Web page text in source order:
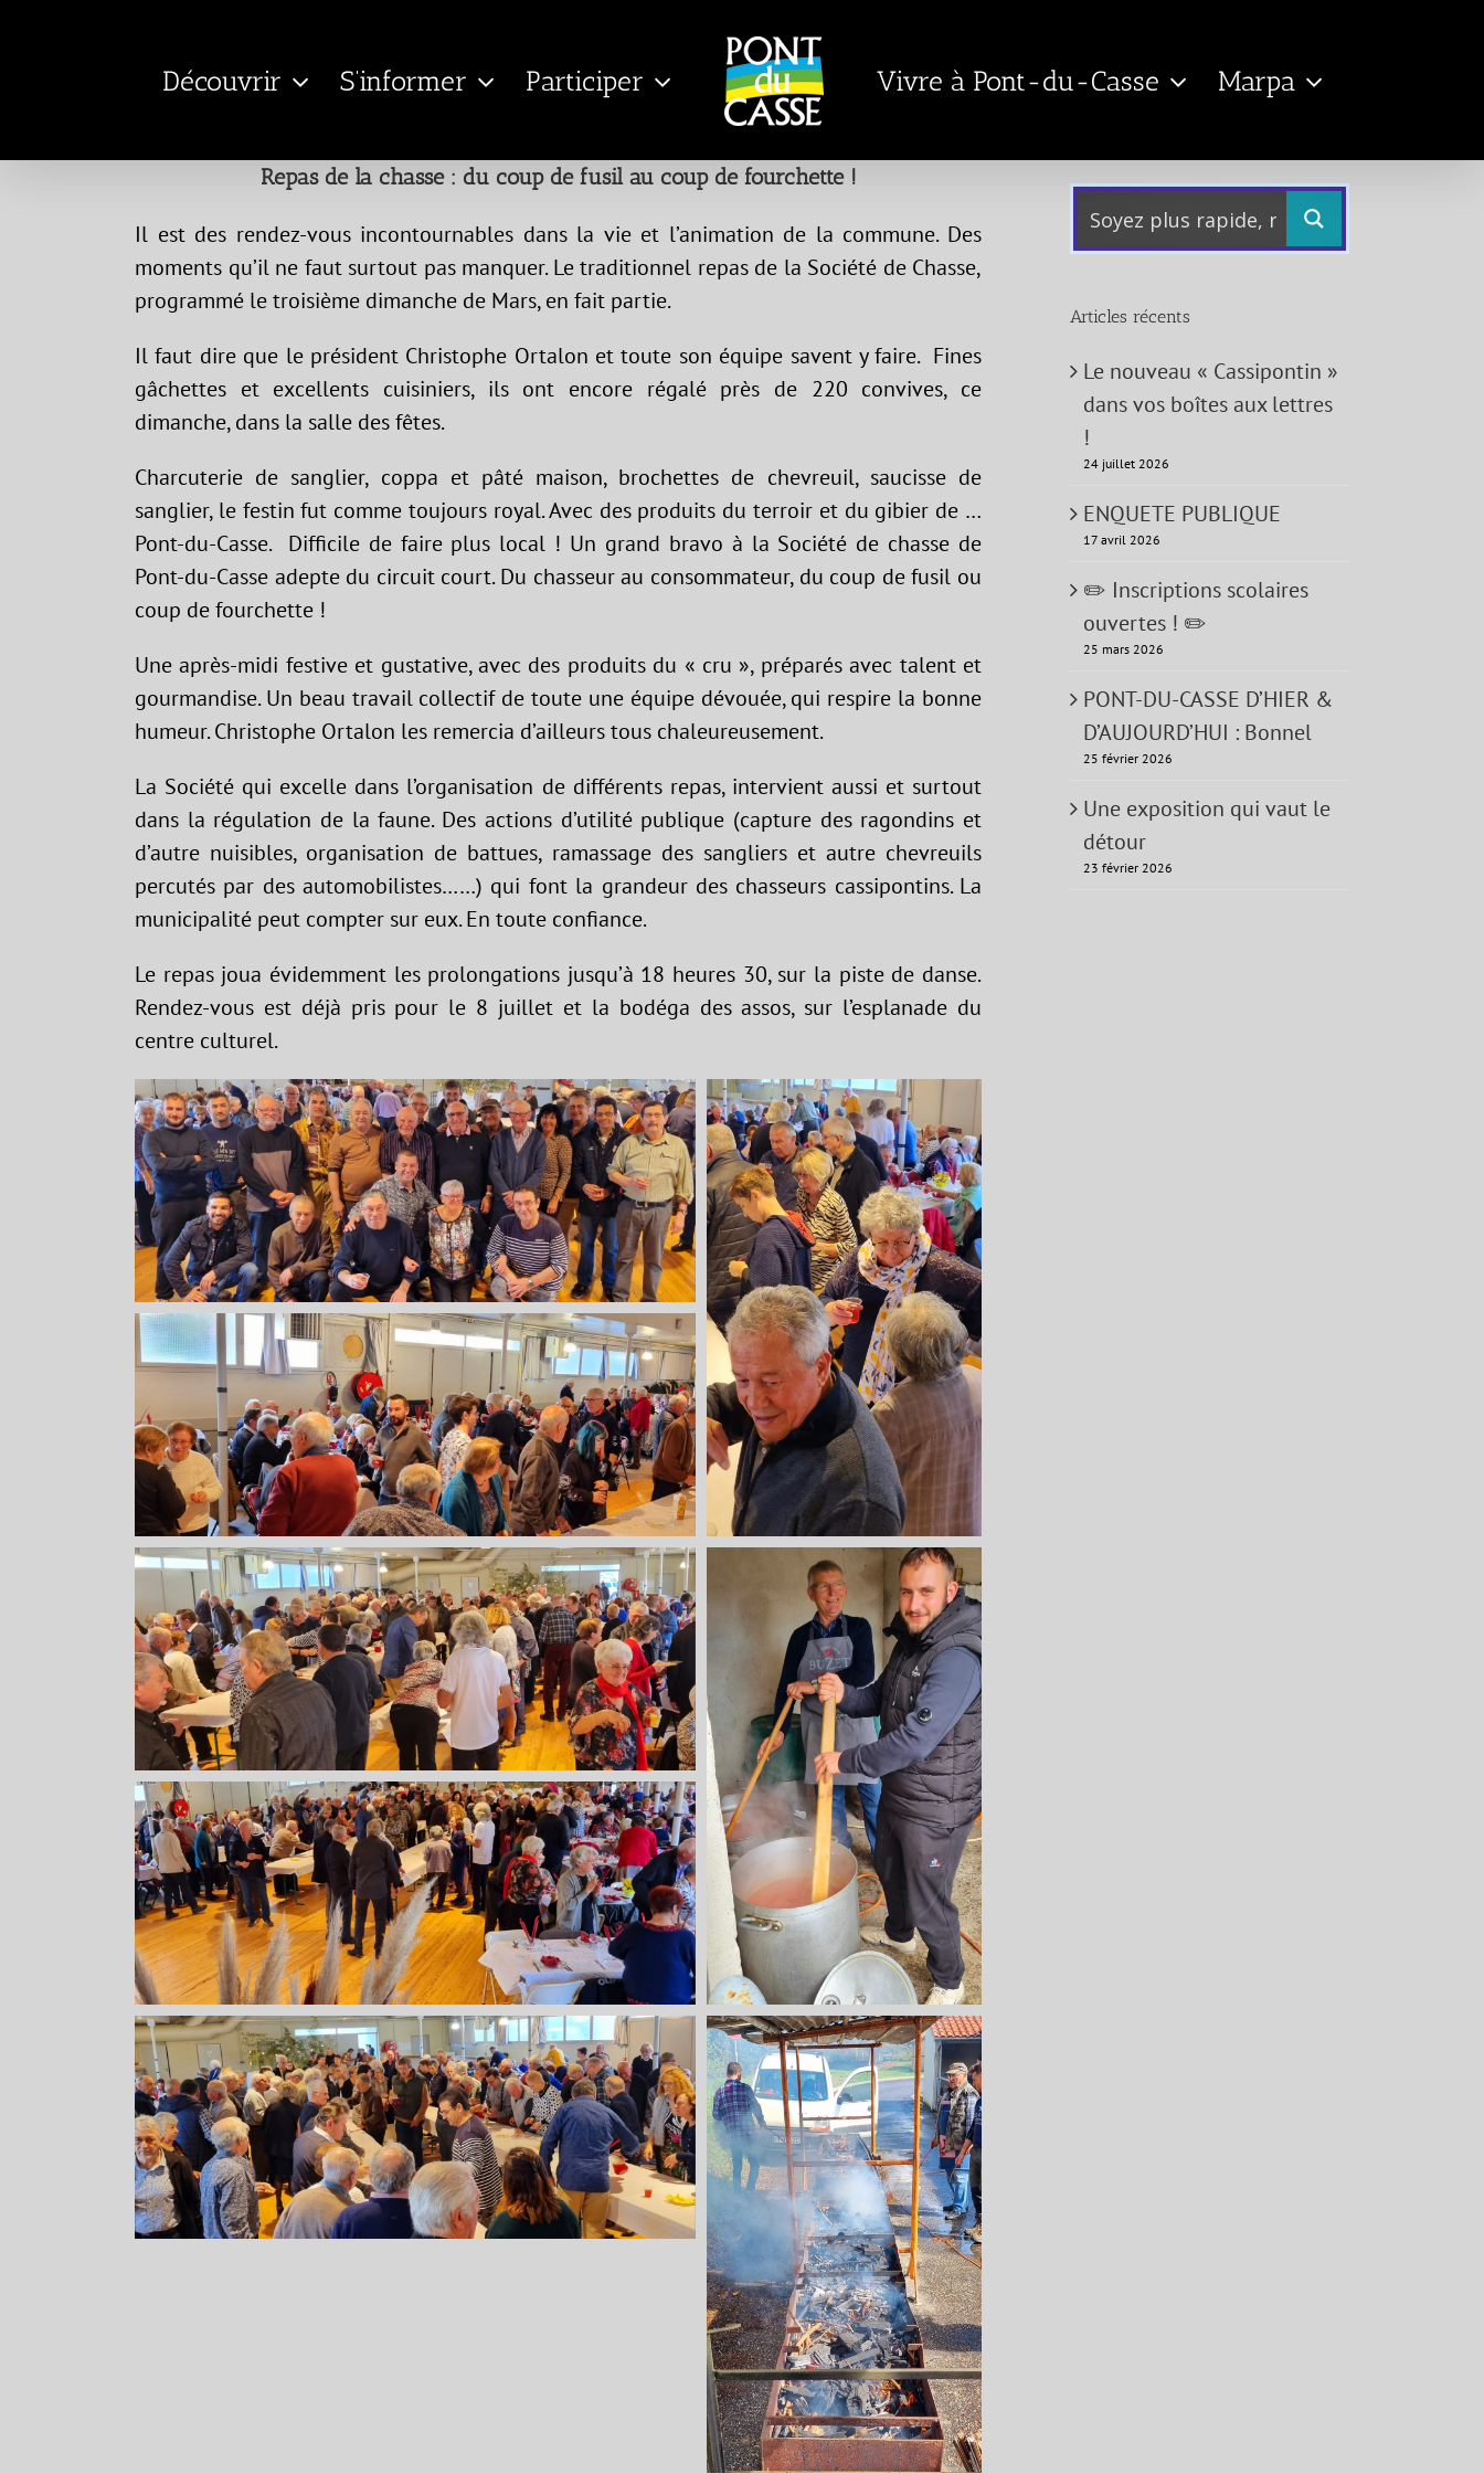
Découvrir S’informer Participer Vivre à Pont-du-Casse Marpa
Repas de la chasse : du coup de fusil au coup de fourchette !
Il est des rendez-vous incontournables dans la vie et l’animation de la commune. Des
moments qu’il ne faut surtout pas manquer. Le traditionnel repas de la Société de Chasse,
programmé le troisième dimanche de Mars, en fait partie.
Il faut dire que le président Christophe Ortalon et toute son équipe savent y faire. Fines
gâchettes et excellents cuisiniers, ils ont encore régalé près de 220 convives, ce
dimanche, dans la salle des fêtes.
Charcuterie de sanglier, coppa et pâté maison, brochettes de chevreuil, saucisse de
sanglier, le festin fut comme toujours royal. Avec des produits du terroir et du gibier de …
Pont-du-Casse. Difficile de faire plus local ! Un grand bravo à la Société de chasse de
Pont-du-Casse adepte du circuit court. Du chasseur au consommateur, du coup de fusil ou
coup de fourchette !
Une après-midi festive et gustative, avec des produits du « cru », préparés avec talent et
gourmandise. Un beau travail collectif de toute une équipe dévouée, qui respire la bonne
humeur. Christophe Ortalon les remercia d’ailleurs tous chaleureusement.
La Société qui excelle dans l’organisation de différents repas, intervient aussi et surtout
dans la régulation de la faune. Des actions d’utilité publique (capture des ragondins et
d’autre nuisibles, organisation de battues, ramassage des sangliers et autre chevreuils
percutés par des automobilistes……) qui font la grandeur des chasseurs cassipontins. La
municipalité peut compter sur eux. En toute confiance.
Le repas joua évidemment les prolongations jusqu’à 18 heures 30, sur la piste de danse.
Rendez-vous est déjà pris pour le 8 juillet et la bodéga des assos, sur l’esplanade du
centre culturel.
Articles récents
Le nouveau « Cassipontin »
dans vos boîtes aux lettres
!
24 juillet 2026
ENQUETE PUBLIQUE
17 avril 2026
✏️ Inscriptions scolaires
ouvertes ! ✏️
25 mars 2026
PONT-DU-CASSE D’HIER &
D’AUJOURD’HUI : Bonnel
25 février 2026
Une exposition qui vaut le
détour
23 février 2026